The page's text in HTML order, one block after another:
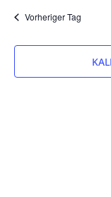
Vorheriger Tag